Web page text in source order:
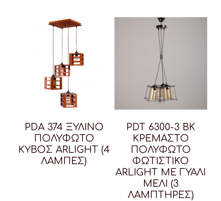
PDA 374 ΞΥΛΙΝΟ
ΠΟΛΥΦΩΤΟ
ΚΥΒΟΣ ARLIGHT (4
ΛΑΜΠΕΣ)
PDT 6300-3 BK
ΚΡΕΜΑΣΤΟ
ΠΟΛΥΦΩΤΟ
ΦΩΤΙΣΤΙΚΟ
ARLIGHT ΜΕ ΓΥΑΛΙ
ΜΕΛΙ (3
ΛΑΜΠΤΗΡΕΣ)